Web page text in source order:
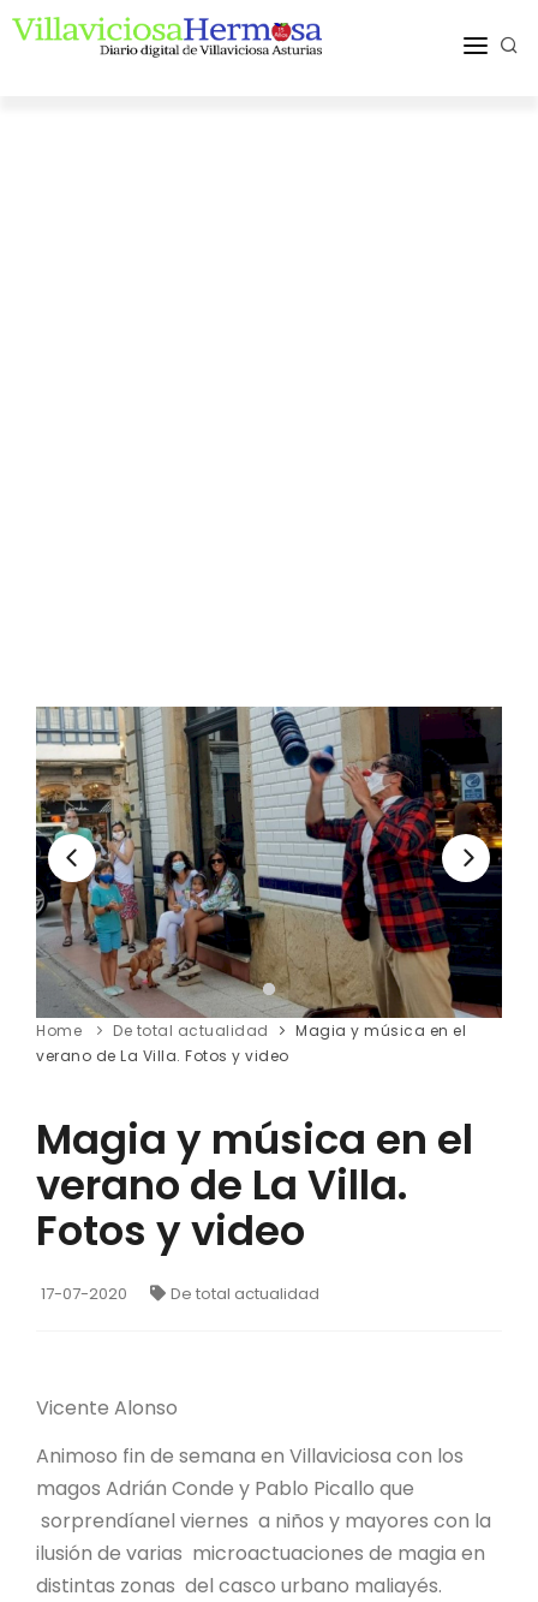
Home De total actualidad
Magia y música en el
verano de La Villa. Fotos y video
Magia y música en el
verano de La Villa.
Fotos y video
17-07-2020 De total actualidad
Vicente Alonso
Animoso fin de semana en Villaviciosa con los
magos Adrián Conde y Pablo Picallo que
sorprendíanel viernes a niños y mayores con la
ilusión de varias microactuaciones de magia en
distintas zonas del casco urbano maliayés.